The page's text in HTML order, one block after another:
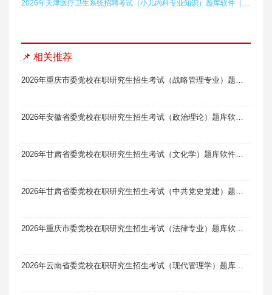
2026年天津医疗卫生系统招聘考试（小儿内科专业知识）题库软件（硕士）题引力
📌 相关推荐